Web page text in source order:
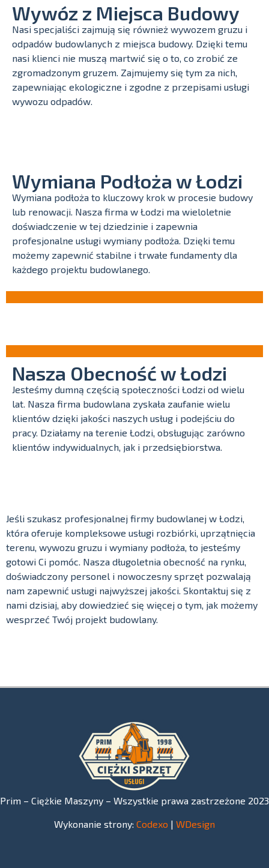
Wywóz z Miejsca Budowy
Nasi specjaliści zajmują się również wywozem gruzu i
odpadów budowlanych z miejsca budowy. Dzięki temu
nasi klienci nie muszą martwić się o to, co zrobić ze
zgromadzonym gruzem. Zajmujemy się tym za nich,
zapewniając ekologiczne i zgodne z przepisami usługi
wywozu odpadów.
Wymiana Podłoża w Łodzi
Wymiana podłoża to kluczowy krok w procesie budowy
lub renowacji. Nasza firma w Łodzi ma wieloletnie
doświadczenie w tej dziedzinie i zapewnia
profesjonalne usługi wymiany podłoża. Dzięki temu
możemy zapewnić stabilne i trwałe fundamenty dla
każdego projektu budowlanego.
Nasza Obecność w Łodzi
Jesteśmy dumną częścią społeczności Łodzi od wielu
lat. Nasza firma budowlana zyskała zaufanie wielu
klientów dzięki jakości naszych usług i podejściu do
pracy. Działamy na terenie Łodzi, obsługując zarówno
klientów indywidualnych, jak i przedsiębiorstwa.
Jeśli szukasz profesjonalnej firmy budowlanej w Łodzi,
która oferuje kompleksowe usługi rozbiórki, uprzątnięcia
terenu, wywozu gruzu i wymiany podłoża, to jesteśmy
gotowi Ci pomóc. Nasza długoletnia obecność na rynku,
doświadczony personel i nowoczesny sprzęt pozwalają
nam zapewnić usługi najwyższej jakości. Skontaktuj się z
nami dzisiaj, aby dowiedzieć się więcej o tym, jak możemy
wesprzeć Twój projekt budowlany.
Prim – Ciężkie Maszyny – Wszystkie prawa zastrzeżone 2023
Wykonanie strony: Codexo | WDesign